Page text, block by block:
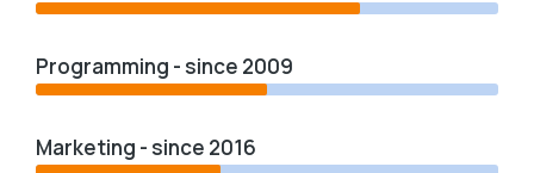
Programming - since 2009
Marketing - since 2016